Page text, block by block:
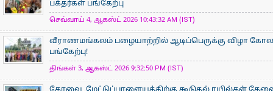
பக்தர்கள் பங்கேற்பு
செவ்வாய் 4, ஆகஸ்ட் 2026 10:43:32 AM (IST)
வீராணமங்கலம் பழையாற்றில் ஆடிப்பெருக்கு விழா
பங்கேற்பு!
திங்கள் 3, ஆகஸ்ட் 2026 9:32:50 PM (IST)